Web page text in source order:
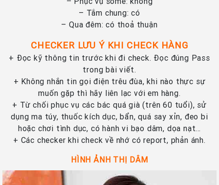
– Tắm chung: có
– Qua đêm: có thoả thuận
CHECKER LƯU ÝKHI CHECK HÀNG
+ Đọc kỹ thông tin trước khi đi check. Đọc đúng Pass
trong bài viết.
+ Không nhắn tin gọi điện trêu đùa, khi nào thực sự
muốn gặp thì hãy liên lạc với em hàng.
+ Từ chối phục vụ các bác quá già (trên 60 tuổi), sử
dụng ma túy, thuốc kích dục, bẩn, quá say xỉn, đeo bi
hoặc chơi tình dục, có hành vi bạo dâm, dọa nạt…
+ Các checker khi check về nhớ có report, phản ánh.
HÌNHẢNH THỊ DÂM